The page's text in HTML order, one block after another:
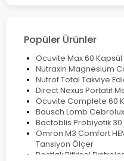
Popüler Ürünler
Ocuvite Max 60 Kapsül
Nutraxin Magnesium
Nutrof Total Takviye
Direct Nexus Portatif
Ocuvite Complete 60
Bausch Lomb
Bactoblis Probiyotik
Omron M3 Comfort
Tansiyon Ölçer
Bestlak Bitkisel